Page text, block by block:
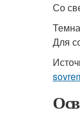
Со
Для